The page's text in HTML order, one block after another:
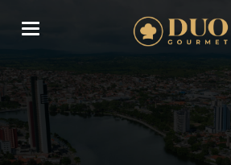
Toggle navigation